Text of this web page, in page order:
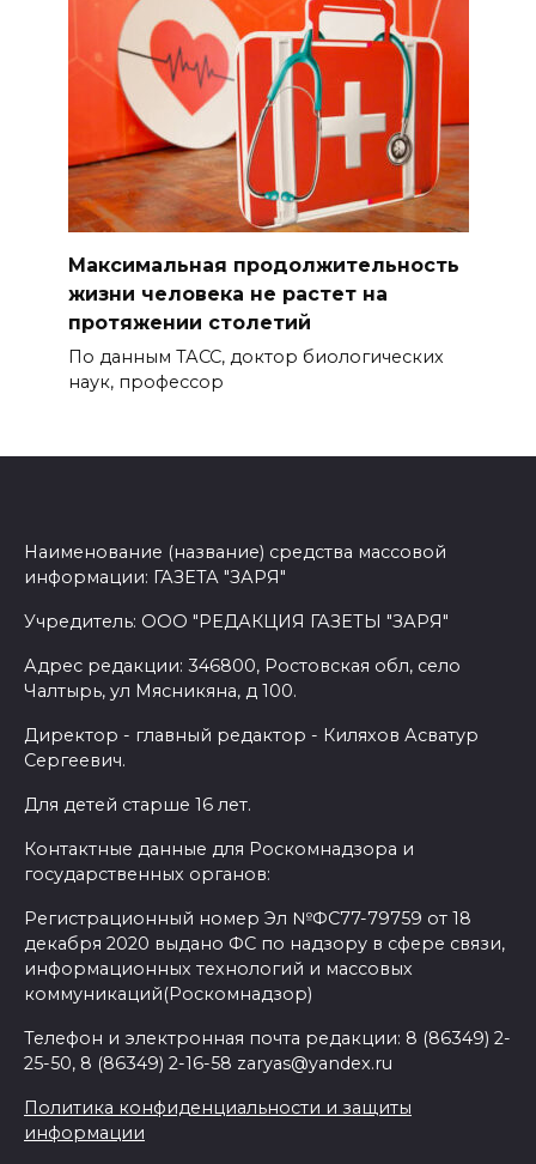
Максимальная продолжительность
жизни человека не растет на
протяжении столетий
По данным ТАСС, доктор биологических
наук, профессор
Наименование (название) средства массовой
информации: ГАЗЕТА "ЗАРЯ"
Учредитель: ООО "РЕДАКЦИЯ ГАЗЕТЫ "ЗАРЯ"
Адрес редакции: 346800, Ростовская обл, село
Чалтырь, ул Мясникяна, д 100.
Директор - главный редактор - Киляхов Асватур
Сергеевич.
Для детей старше 16 лет.
Контактные данные для Роскомнадзора и
государственных органов:
Регистрационный номер Эл №ФС77-79759 от 18
декабря 2020 выдано ФС по надзору в сфере связи,
информационных технологий и массовых
коммуникаций(Роскомнадзор)
Телефон и электронная почта редакции: 8 (86349) 2-
25-50, 8 (86349) 2-16-58 zaryas@yandex.ru
Политика конфиденциальности и защиты
информации